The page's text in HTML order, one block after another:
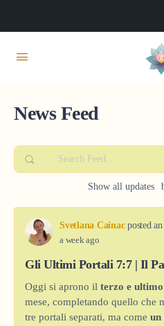
News Feed
Search
Feed…
Show all updates
Svetlana Cainacposted an
a week ago
Gli Ultimi Portali 7:7 | Il
Oggi si aprono il terzo e
mese, completando quello che
tre portali separati, ma come un